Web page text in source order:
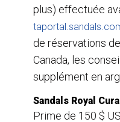
plus) effectuée
de réservations
Canada, les
supplément en
Sandals Royal
Prime de 150 $